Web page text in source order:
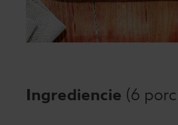
Ingrediencie (6